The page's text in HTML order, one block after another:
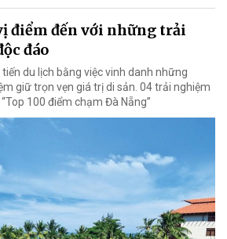
điểm đến với những trải
đáo
du lịch bằng việc vinh danh những
giữ trọn vẹn giá trị di sản. 04 trải nghiệm
100 điểm chạm Đà Nẵng”